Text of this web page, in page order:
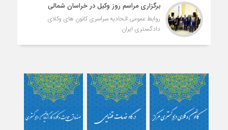
برگزاری مراسم روز وکیل در خراسان شمالی
روابط عمومی اتحادیه سراسری کانون های وکلای
دادگستری ایران